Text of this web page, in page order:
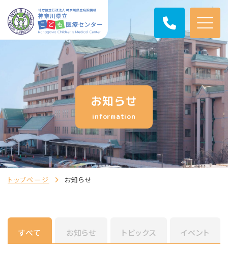
お知らせ
information
トップページ お知らせ
すべて お知らせ トピックス イベント